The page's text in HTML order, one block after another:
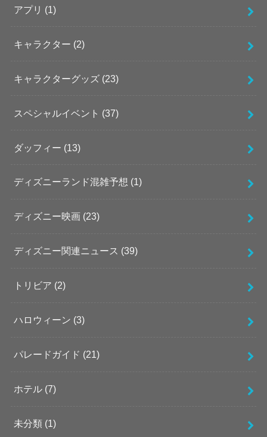
アプリ (1)
キャラクター (2)
キャラクターグッズ (23)
スペシャルイベント (37)
ダッフィー (13)
ディズニーランド混雑予想 (1)
ディズニー映画 (23)
ディズニー関連ニュース (39)
トリビア (2)
ハロウィーン (3)
パレードガイド (21)
ホテル (7)
未分類 (1)